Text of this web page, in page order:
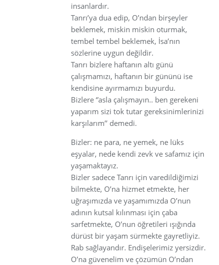
insanlardır.
Tanrı’ya dua edip, O’ndan birşeyler
beklemek, miskin miskin oturmak,
tembel tembel beklemek, İsa’nın
sözlerine uygun değildir.
Tanrı bizlere haftanın altı günü
çalışmamızı, haftanın bir gününü ise
kendisine ayırmamızı buyurdu.
Bizlere ‘’asla çalışmayın.. ben gerekeni
yaparım sizi tok tutar gereksinimlerinizi
karşılarım’’ demedi.
Bizler: ne para, ne yemek, ne lüks
eşyalar, nede kendi zevk ve safamız için
yaşamaktayız.
Bizler sadece Tanrı için varedildiğimizi
bilmekte, O’na hizmet etmekte, her
uğraşımızda ve yaşamımızda O’nun
adının kutsal kılınması için çaba
sarfetmekte, O’nun öğretileri ışığında
dürüst bir yaşam sürmekte gayretliyiz.
Rab sağlayandır. Endişelerimiz yersizdir.
O’na güvenelim ve çözümün O’ndan